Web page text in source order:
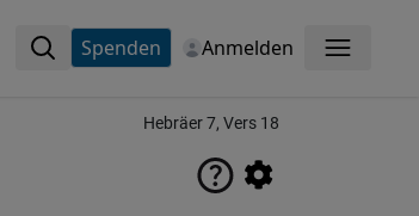
Spenden Anmelden Menü
Hebräer 7, Vers 18